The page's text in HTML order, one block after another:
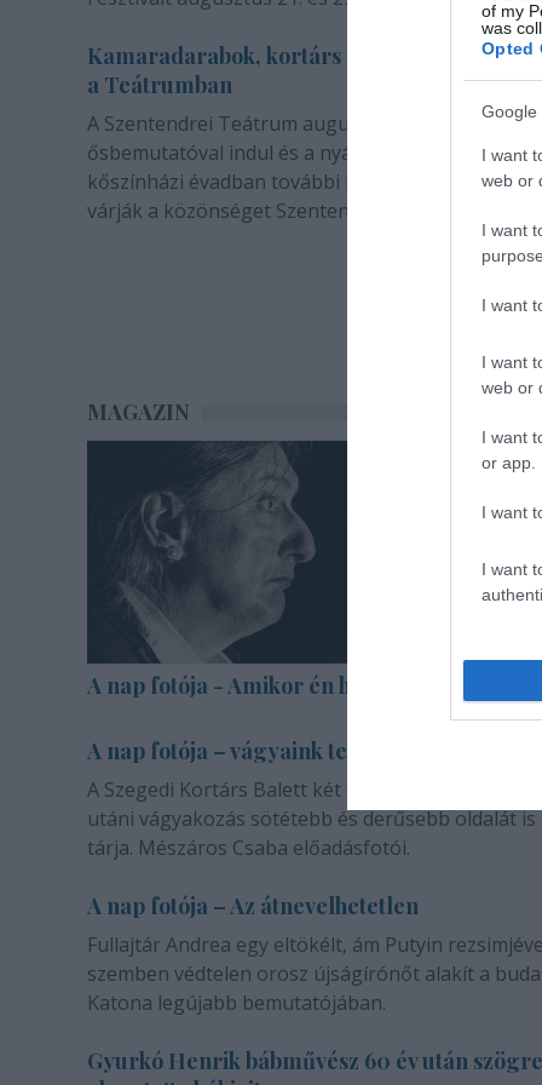
of my
was
Opted
Google
I want
web or
I want
I want
I want
web or
I want
or app.
I want
I want
Kamaradarabok, kortárs drámák,
a Teátrumban
A Szentendrei Teátrum augusztusban két
ősbemutatóval indul és a nyár végével sem zárul.
kőszínházi évadban további bemutatók és
várják a közönséget Szentendrén.
MAGAZIN
A nap fotója - Amikor én halott voltam
A nap fotója – vágyaink természetéről
A Szegedi Kortárs Balett két darabja a másik ember
utáni vágyakozás sötétebb és derűsebb oldalát is
tárja. Mészáros Csaba előadásfotói.
A nap fotója – Az átnevelhetetlen
Fullajtár Andrea egy eltökélt, ám Putyin
szemben védtelen orosz újságírónőt alakít a
Katona legújabb bemutatójában.
Gyurkó Henrik bábművész 60 év után szögre